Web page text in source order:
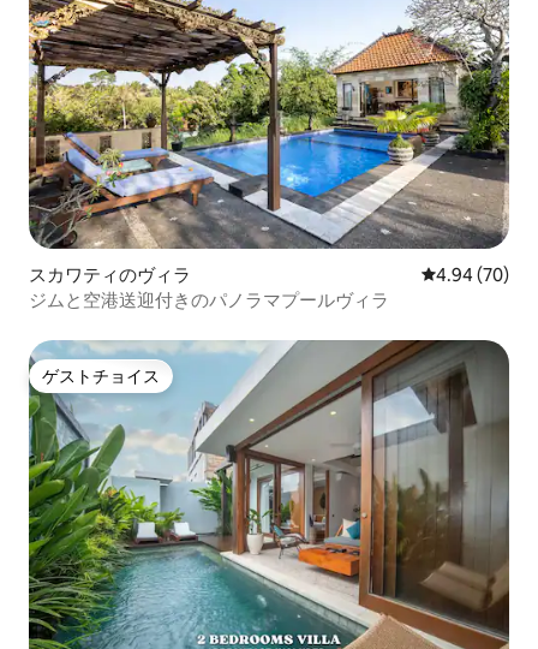
スカワティのヴィラ レビュー70
4.94 (70)
ジムと空港送迎付きのパノラマプールヴィラ
ゲストチョイス
ゲストチョイス